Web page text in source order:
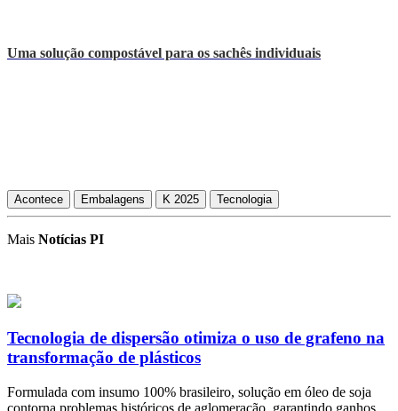
Uma solução compostável para os sachês individuais
Acontece Embalagens K 2025 Tecnologia
Mais Notícias PI
Tecnologia de dispersão otimiza o uso de grafeno na
transformação de plásticos
Formulada com insumo 100% brasileiro, solução em óleo de soja
contorna problemas históricos de aglomeração, garantindo ganhos